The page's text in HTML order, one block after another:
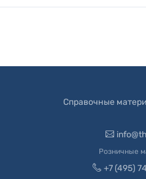
Справочные
Розничные
+7 (495)